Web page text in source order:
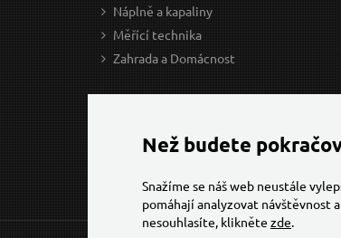
Náplně a kapaliny
Měřící technika
Zahrada a Domácnost
Než budete
Snažíme se náš web neustále
pomáhají analyzovat návštěvnost
nesouhlasíte, klikněte zde.